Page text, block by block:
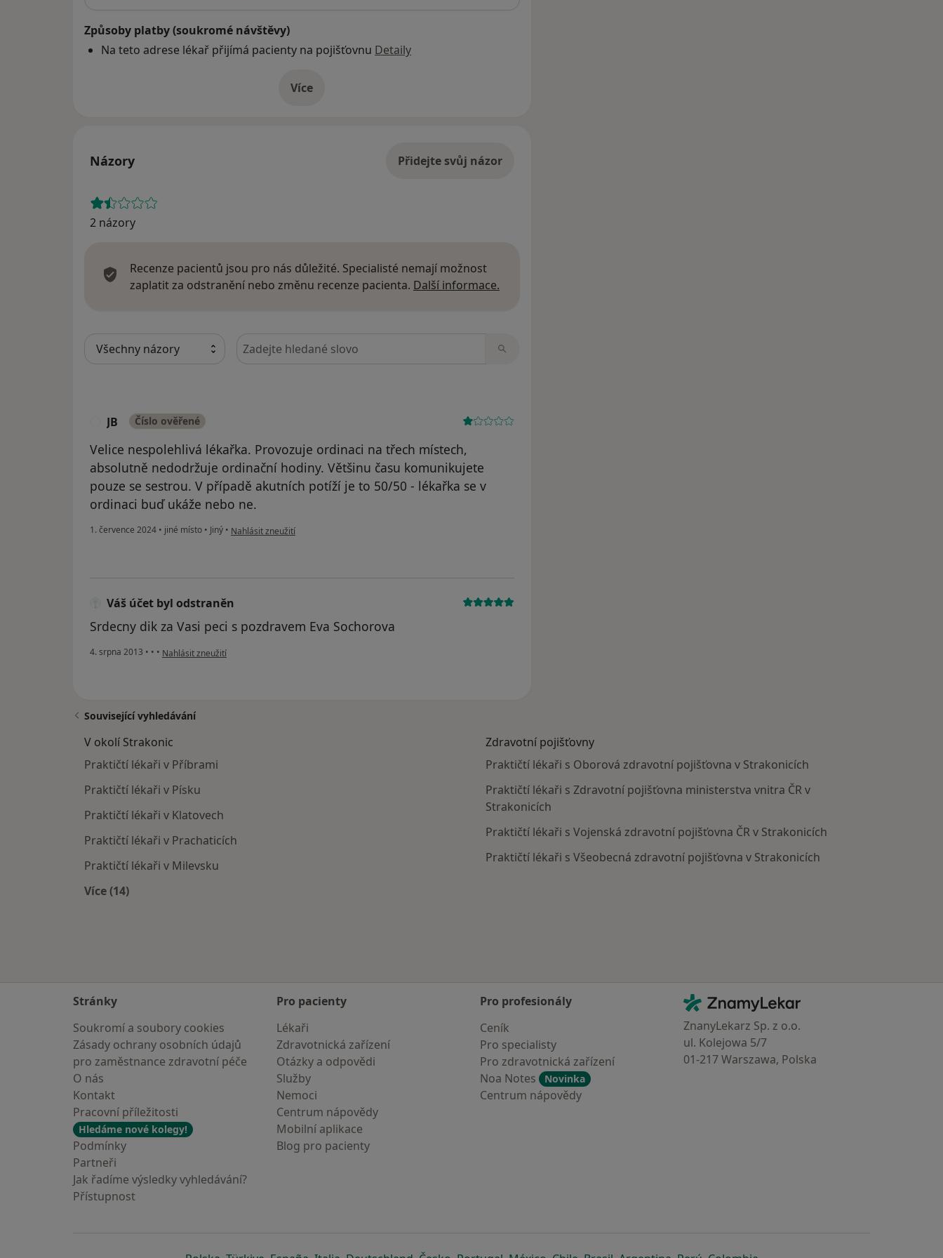
Způsoby platby (soukromé návštěvy)
Na teto adrese lékař přijímá pacienty na pojišťovnu Detaily
Víceo adrese
Názory Přidejte svůj názor
2 názory
Recenze pacientů jsou pro nás důležité. Specialisté nemají možnost
zaplatit za odstranění nebo změnu recenze pacienta. Další informace.
Hledejte v názorech
JB Číslo ověřené
Velice nespolehlivá lékařka. Provozuje ordinaci na třech místech,
absolutně nedodržuje ordinační hodiny. Většinu času komunikujete
pouze se sestrou. V případě akutních potíží je to 50/50 - lékařka se v
ordinaci buď ukáže nebo ne.
1. července 2024 • jiné místo • Jiný • podle názoru uživatele JB
Nahlásit zneužití
Váš účet byl odstraněn
Srdecny dik za Vasi peci s pozdravem Eva Sochorova
4. srpna 2013 • • • podle názoru uživatele Váš účet byl odstraněn
Nahlásit zneužití
Související vyhledávání
V okolí Strakonic
Praktičtí lékaři v Příbrami
Praktičtí lékaři v Písku
Praktičtí lékaři v Klatovech
Praktičtí lékaři v Prachaticích
Praktičtí lékaři v Milevsku
Více (14)
Zdravotní pojišťovny
Praktičtí lékaři s Oborová zdravotní pojišťovna v Strakonicích
Praktičtí lékaři s Zdravotní pojišťovna ministerstva vnitra ČR v
Strakonicích
Praktičtí lékaři s Vojenská zdravotní pojišťovna ČR v Strakonicích
Praktičtí lékaři s Všeobecná zdravotní pojišťovna v Strakonicích
Stránky
Soukromí a soubory cookies
Zásady ochrany osobních údajů
pro zaměstnance zdravotní péče
O nás
Kontakt
Pracovní příležitosti
Hledáme nové kolegy!
Podmínky
Partneři
Jak řadíme výsledky vyhledávání?
Přístupnost
Pro pacienty
Lékaři
Zdravotnická zařízení
Otázky a odpovědi
Služby
Nemoci
Centrum nápovědy
Mobilní aplikace
Blog pro pacienty
Pro profesionály
Ceník
Pro specialisty
Pro zdravotnická zařízení
Noa Notes
Novinka
Centrum nápovědy
Kontakt
ZnamyLekar - Hlavní stránka
ZnanyLekarz Sp. z o.o.
ul. Kolejowa 5/7
01-217 Warszawa, Polska